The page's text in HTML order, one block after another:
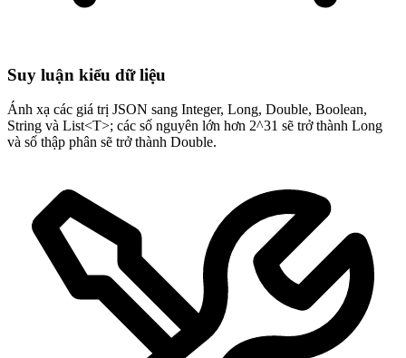
Suy luận kiểu dữ liệu
Ánh xạ các giá trị JSON sang Integer, Long, Double, Boolean,
String và List<T>; các số nguyên lớn hơn 2^31 sẽ trở thành Long
và số thập phân sẽ trở thành Double.